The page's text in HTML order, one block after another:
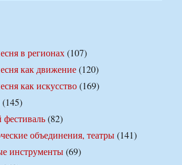
в регионах(107)
как движение(120)
как искусство(169)
(145)
(82)
объединения, театры(141)
инструменты(69)